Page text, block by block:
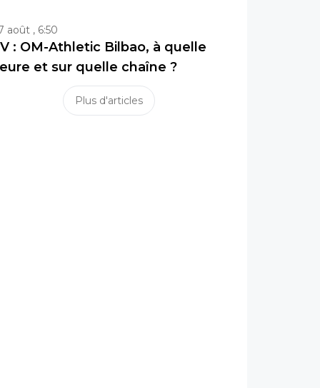
août , 6:50
: OM-Athletic Bilbao, à quelle
et sur quelle chaîne ?
Plus d'articles